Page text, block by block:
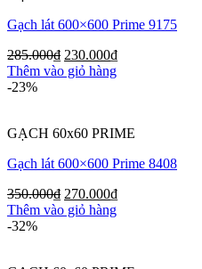
Gạch lát 600×600 Prime 9175
285.000₫ 230.000₫
Thêm vào giỏ hàng
-23%
GẠCH 60x60 PRIME
Gạch lát 600×600 Prime 8408
350.000₫ 270.000₫
Thêm vào giỏ hàng
-32%